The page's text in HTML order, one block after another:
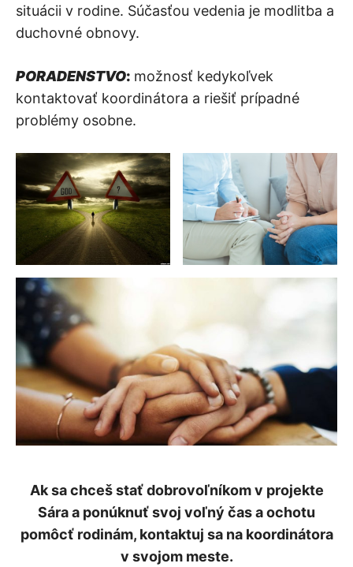
situácii v rodine. Súčasťou vedenia je modlitba a
duchovné obnovy.
PORADENSTVO: možnosť kedykoľvek
kontaktovať koordinátora a riešiť prípadné
problémy osobne.
Ak sa chceš stať dobrovoľníkom v projekte
Sára a ponúknuť svoj voľný čas a ochotu
pomôcť rodinám, kontaktuj sa na koordinátora
v svojom meste.